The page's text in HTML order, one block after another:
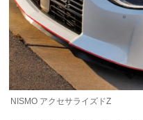
NISMO アクセサライズドZ